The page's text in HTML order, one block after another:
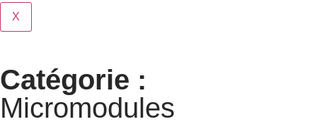
X
Catégorie :
Micromodules